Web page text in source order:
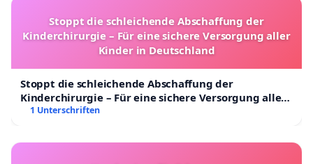
Stoppt die schleichende Abschaffung der
Kinderchirurgie – Für eine sichere Versorgung aller
Kinder in Deutschland
Stoppt die schleichende Abschaffung der
Kinderchirurgie – Für eine sichere Versorgung aller
Kinder in Deutschland
1 Unterschriften